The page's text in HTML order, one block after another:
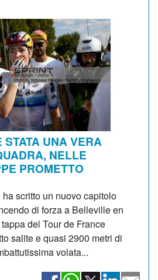
UNA VERA
NELLE
PROMETTO
scritto un nuovo capitolo
di forza a Belleville en
del Tour de France
salite e quasi 2900 metri di
volata...